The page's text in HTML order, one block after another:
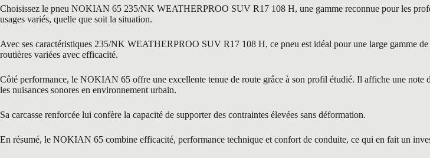
Choisissez le pneu NOKIAN 65 235/NK WEATHERPROO SUV R17 108 H, une gamme reconnue pour les
usages variés, quelle que soit la situation.
Avec ses caractéristiques 235/NK WEATHERPROO SUV R17 108 H, ce pneu est idéal pour une large gamme
routières variées avec efficacité.
Côté performance, le NOKIAN 65 offre une excellente tenue de route grâce à son profil étudié. Il affiche une note
les nuisances sonores en environnement urbain.
Sa carcasse renforcée lui confère la capacité de supporter des contraintes élevées sans déformation.
En résumé, le NOKIAN 65 combine efficacité, performance technique et confort de conduite, ce qui en fait un